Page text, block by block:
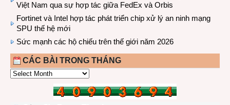
Việt Nam qua sự hợp tác giữa FedEx và Orbis
Fortinet và Intel hợp tác phát triển chip xử lý an ninh mạng
SPU thế hệ mới
Sức mạnh các hộ chiếu trên thế giới năm 2026
CÁC BÀI TRONG THÁNG
CÁC
THÁNG